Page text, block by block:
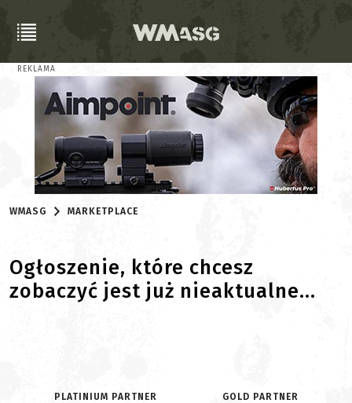
REKLAMA
WMASG MARKETPLACE
Ogłoszenie, które chcesz
zobaczyć jest już nieaktualne...
PLATINIUM PARTNER GOLD PARTNER